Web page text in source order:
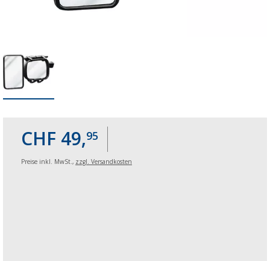
CHF 49,95
Preise inkl. MwSt., zzgl. Versandkosten